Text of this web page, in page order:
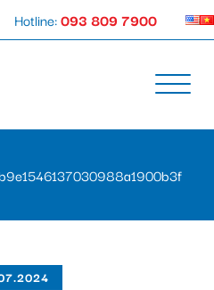
Hotline:093 809 7900